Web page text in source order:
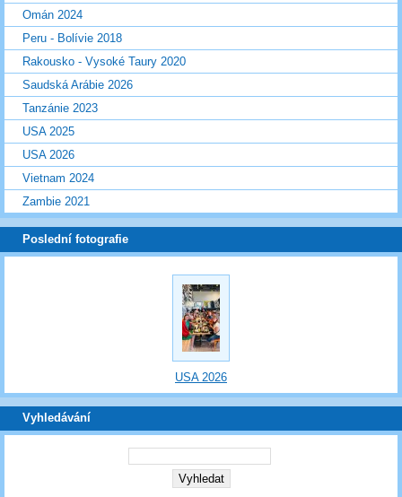
Omán 2024
Peru - Bolívie 2018
Rakousko - Vysoké Taury 2020
Saudská Arábie 2026
Tanzánie 2023
USA 2025
USA 2026
Vietnam 2024
Zambie 2021
Poslední fotografie
USA 2026
Vyhledávání